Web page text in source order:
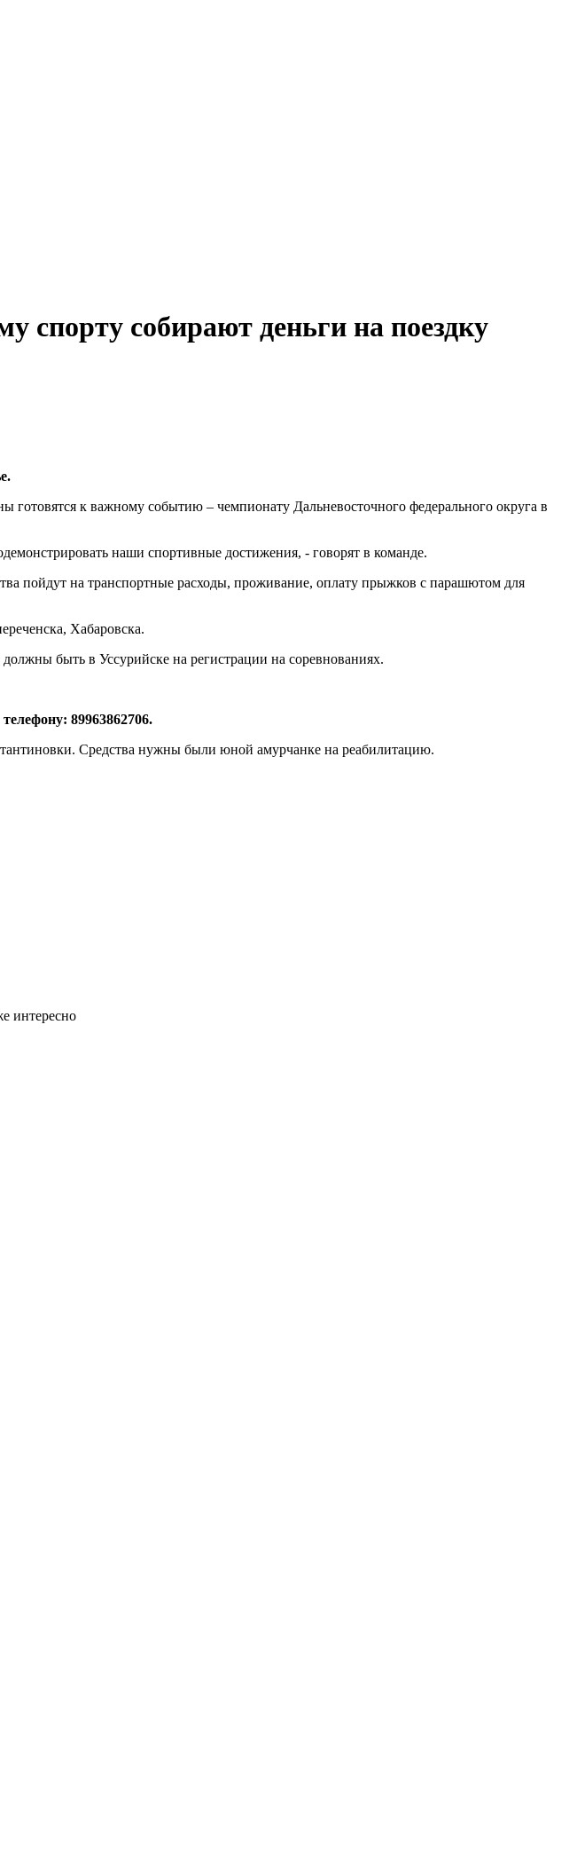
спорту собирают деньги на поездку
к важному событию – чемпионату Дальневосточного федерального округа в
наши спортивные достижения, - говорят в команде.
пойдут на транспортные расходы, проживание, оплату прыжков с парашютом для
Хабаровска.
быть в Уссурийске на регистрации на соревнованиях.
89963862706.
Средства нужны были юной амурчанке на реабилитацию.
интересно